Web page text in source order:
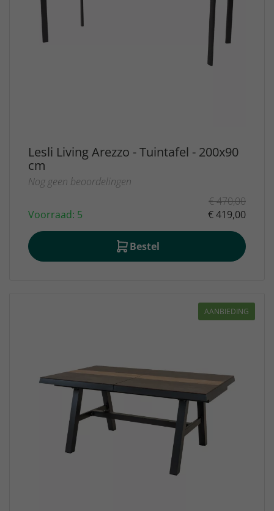
Lesli Living Arezzo - Tuintafel - 200x90
cm
Nog geen beoordelingen
Voorraad: 5
€ 470,00
€ 419,00
Bestel
AANBIEDING